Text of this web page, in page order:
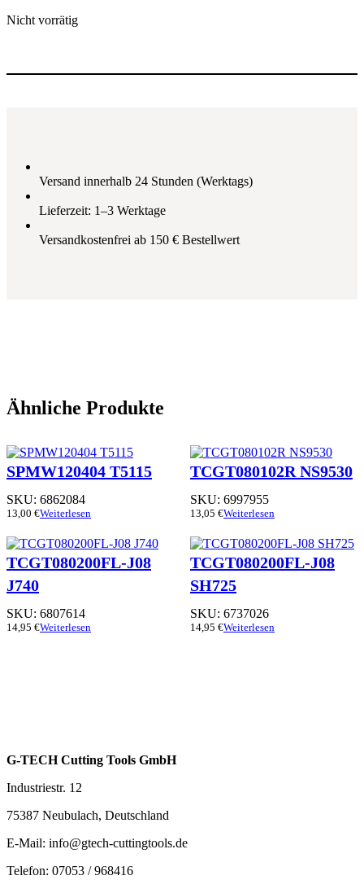
Nicht vorrätig
Versand innerhalb 24 Stunden (Werktags)
Lieferzeit: 1–3 Werktage
Versandkostenfrei ab 150 € Bestellwert
Ähnliche Produkte
SPMW120404 T5115
SKU: 6862084
13,00 €Weiterlesen
TCGT080102R NS9530
SKU: 6997955
13,05 €Weiterlesen
TCGT080200FL-J08
J740
SKU: 6807614
14,95 €Weiterlesen
TCGT080200FL-J08
SH725
SKU: 6737026
14,95 €Weiterlesen
G-TECH Cutting Tools GmbH
Industriestr. 12
75387 Neubulach, Deutschland
E-Mail: info@gtech-cuttingtools.de
Telefon: 07053 / 968416